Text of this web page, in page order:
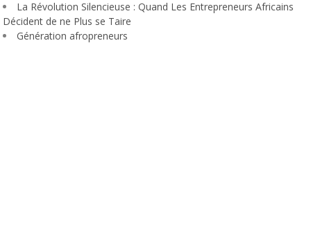
La Révolution Silencieuse : Quand Les Entrepreneurs Africains
Décident de ne Plus se Taire
Génération afropreneurs